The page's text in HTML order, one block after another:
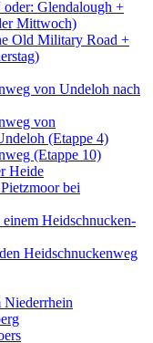
oder: Glendalough +
Mittwoch)
Old Military Road +
von Undeloh nach
von
(Etappe 4)
(Etappe 10)
Heide
bei
Heidschnucken-
Heidschnuckenweg
Niederrhein